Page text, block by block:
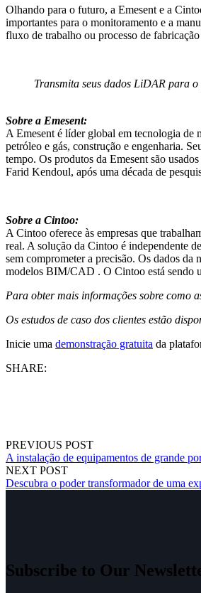
Olhando para o futuro, a Emesent e a
importantes para o monitoramento e a
fluxo de trabalho ou processo de
Transmita seus dados LiDAR para
Sobre a Emesent:
A Emesent é líder global em tecnologia de
petróleo e gás, construção e engenharia.
tempo. Os produtos da Emesent são
Farid Kendoul, após uma década de
Sobre a Cintoo:
A Cintoo oferece às empresas que
real. A solução da Cintoo é independente
sem comprometer a precisão. Os dados
modelos BIM/CAD . O Cintoo está sendo
Para obter mais informações sobre como
Os estudos de caso dos clientes estão
Inicie uma demonstração gratuita da
SHARE:
PREVIOUS POST
A instalação de equipamentos de grande
NEXT POST
Descubra o poder transformador de uma
Subscribe to Our